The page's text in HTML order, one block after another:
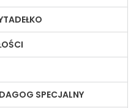
SPECJALNY